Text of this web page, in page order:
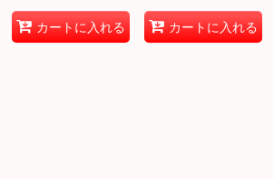
カートに入れる カートに入れる